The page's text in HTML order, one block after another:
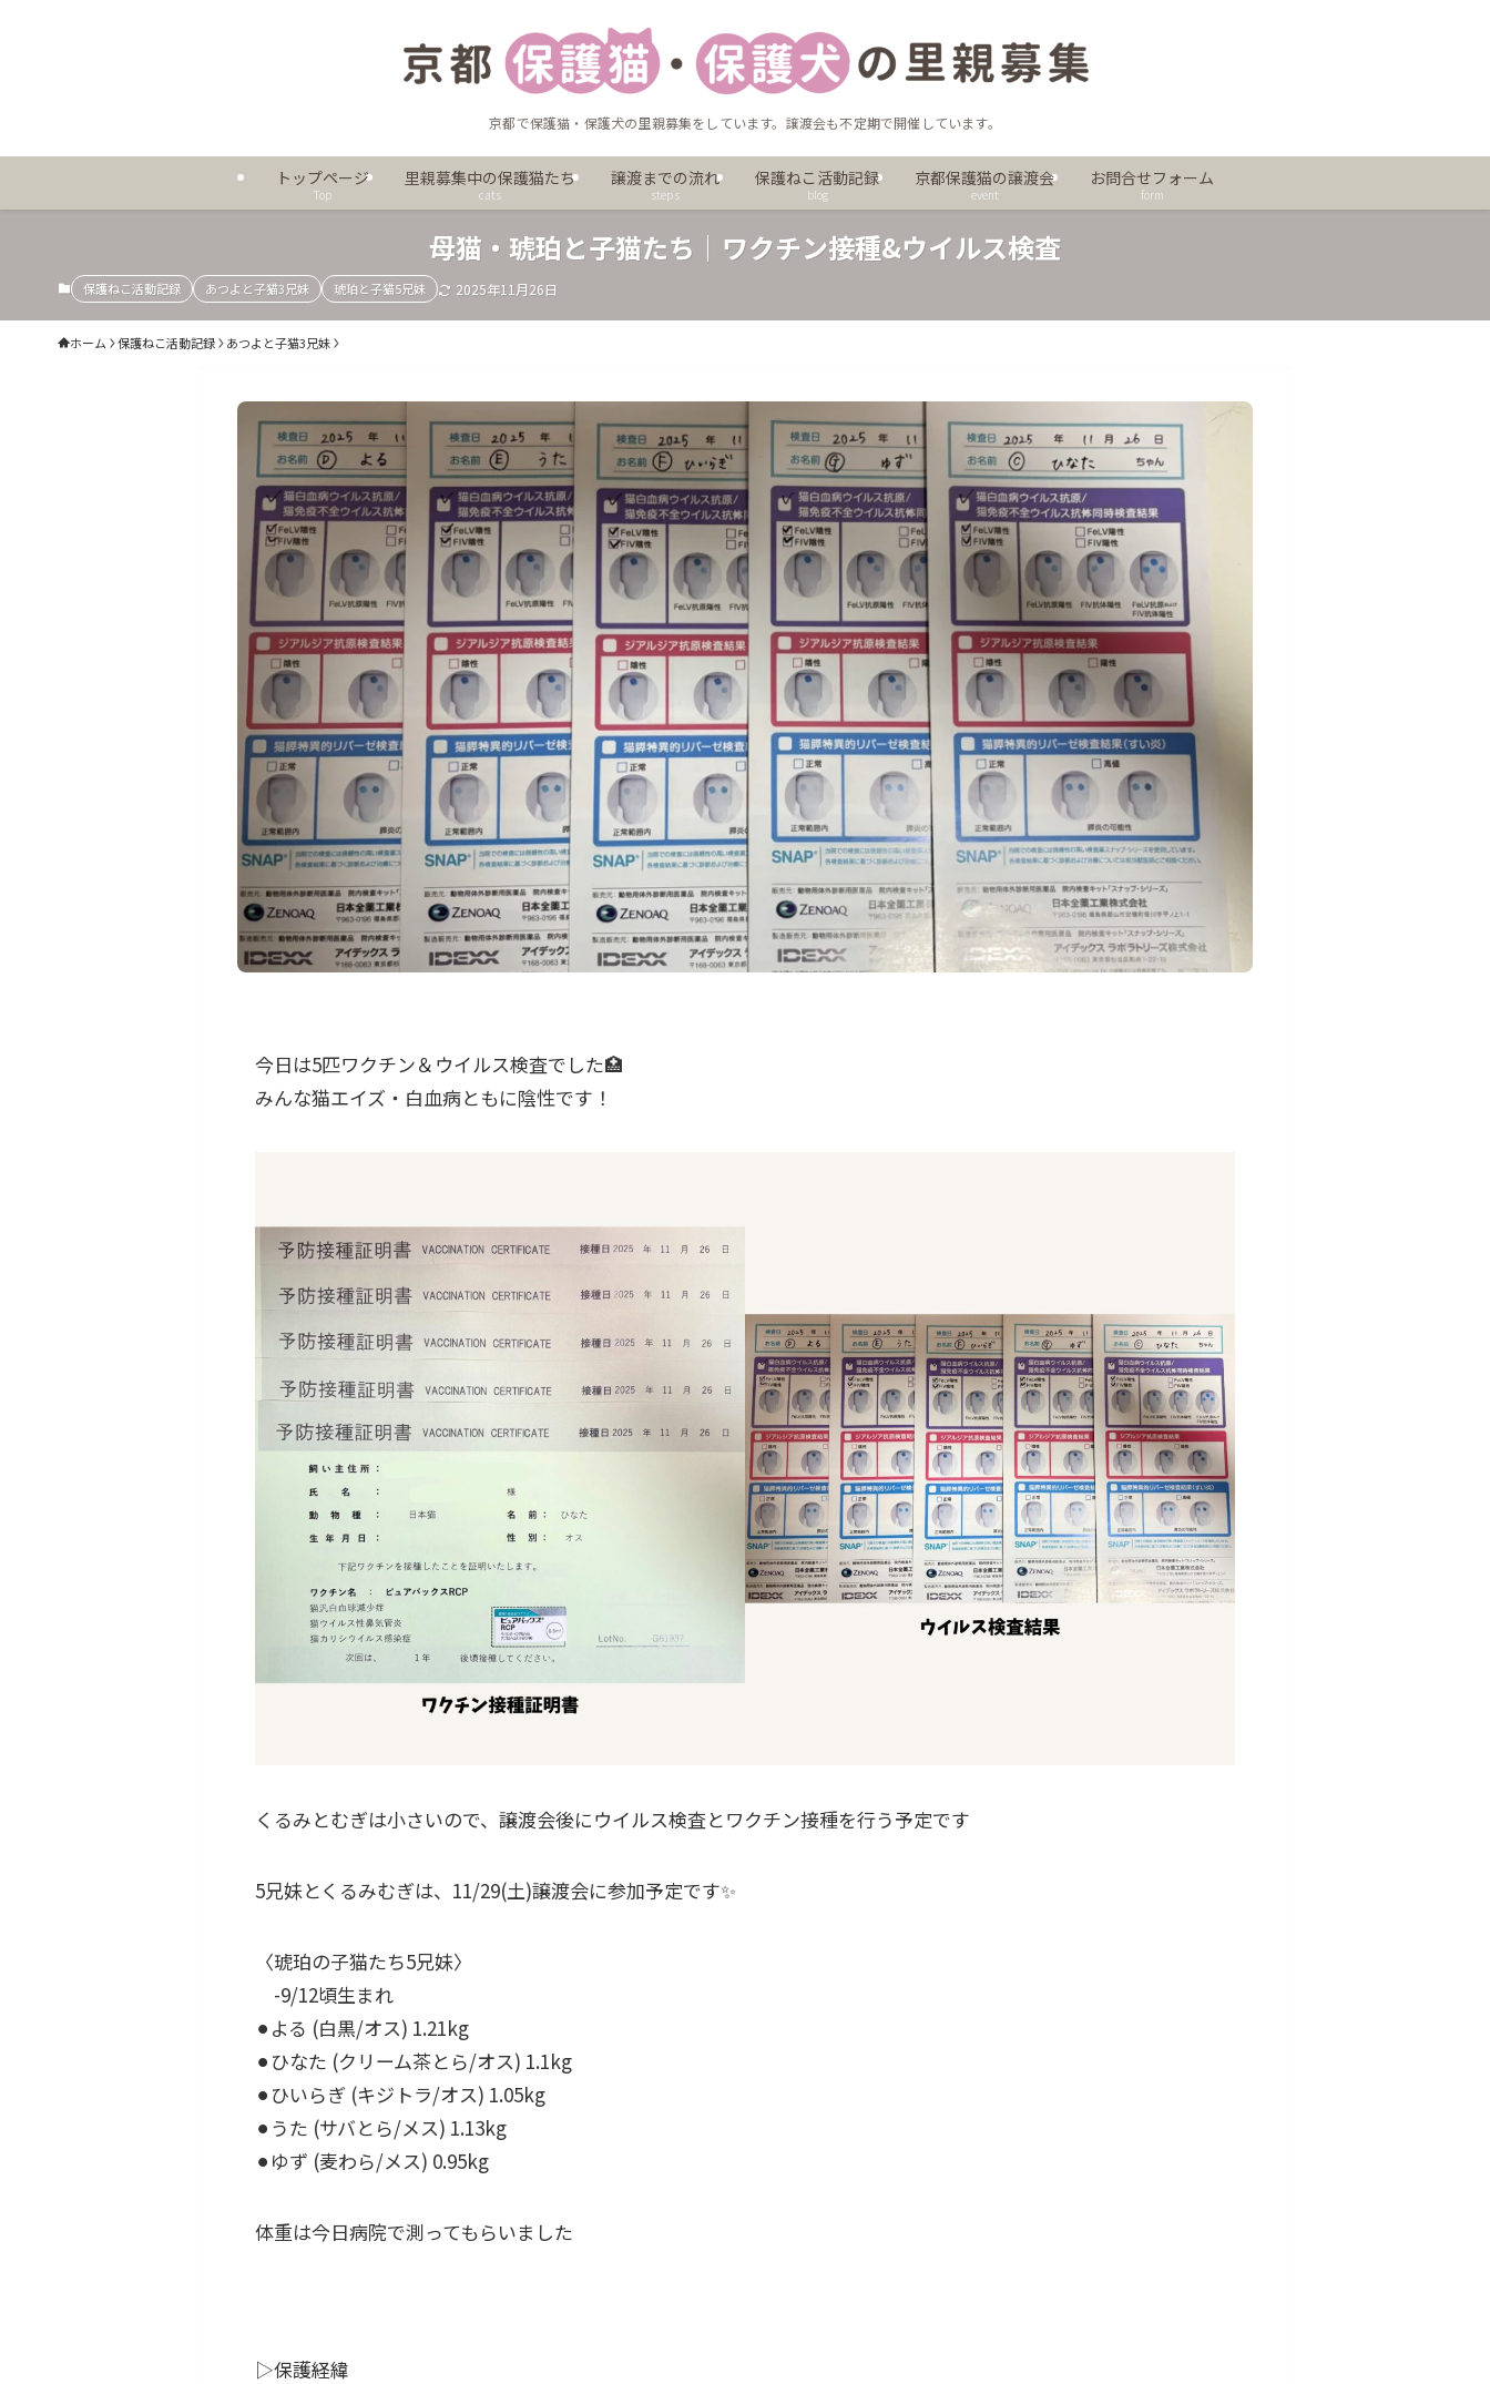
京都で保護猫・保護犬の里親募集をしています。譲渡会も不定期で開催しています。
トップページ
Top
里親募集中の保護猫たち
cats
譲渡までの流れ
steps
保護ねこ活動記録
blog
京都保護猫の譲渡会
event
お問合せフォーム
form
母猫・琥珀と子猫たち｜ワクチン接種&ウイルス検査
保護ねこ活動記録 あつよと子猫3兄妹 琥珀と子猫5兄妹 2025年11月26日
ホーム 保護ねこ活動記録 あつよと子猫3兄妹
今日は5匹ワクチン＆ウイルス検査でした🏥
みんな猫エイズ・白血病ともに陰性です！
くるみとむぎは小さいので、譲渡会後にウイルス検査とワクチン接種を行う予定です
5兄妹とくるみむぎは、11/29(土)譲渡会に参加予定です✨
〈琥珀の子猫たち5兄妹〉
-9/12頃生まれ
⚫︎よる (白黒/オス) 1.21kg
⚫︎ひなた (クリーム茶とら/オス) 1.1kg
⚫︎ひいらぎ (キジトラ/オス) 1.05kg
⚫︎うた (サバとら/メス) 1.13kg
⚫︎ゆず (麦わら/メス) 0.95kg
体重は今日病院で測ってもらいました
▷保護経緯